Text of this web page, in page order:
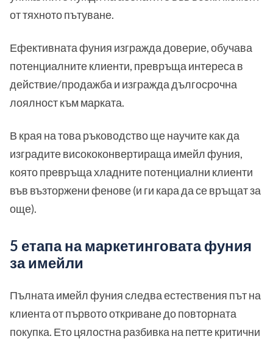
от тяхното пътуване.
Ефективната фуния изгражда доверие, обучава
потенциалните клиенти, превръща интереса в
действие/продажба и изгражда дългосрочна
лоялност към марката.
В края на това ръководство ще научите как да
изградите висококонвертираща имейл фуния,
която превръща хладните потенциални клиенти
във възторжени фенове (и ги кара да се връщат за
още).
5 етапа на маркетинговата фуния
за имейли
Пълната имейл фуния следва естествения път на
клиента от първото откриване до повторната
покупка. Ето цялостна разбивка на петте критични